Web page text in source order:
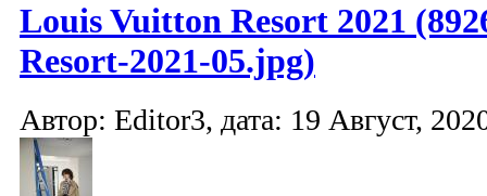
Louis Vuitton Resort 2021
Resort-2021-05.jpg)
Автор: Editor3, дата: 19 Август,